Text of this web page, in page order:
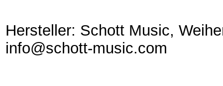
Hersteller: Schott Music,
info@schott-music.com